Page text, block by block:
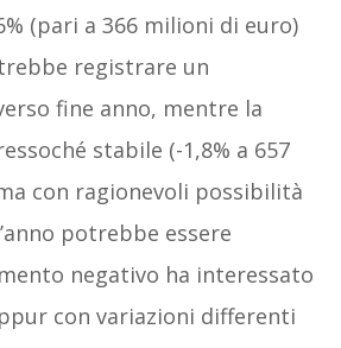
(pari a 366 milioni di euro)
registrare un
fine anno, mentre la
stabile (-1,8% a 657
con ragionevoli possibilità
potrebbe essere
negativo ha interessato
con variazioni differenti